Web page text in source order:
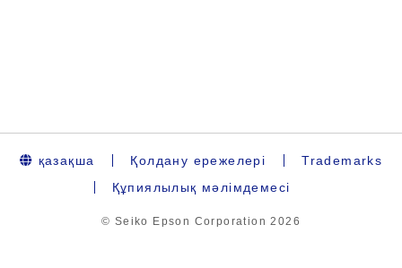
қазақша Қолдану ережелері
Trademarks
Құпиялылық мәлімдемесі
© Seiko Epson Corporation2026